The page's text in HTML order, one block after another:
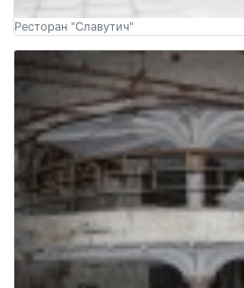
Ресторан "Славутич"